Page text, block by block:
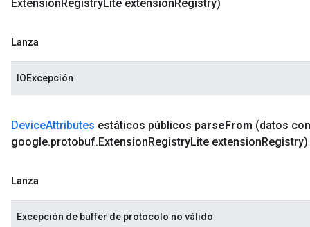
ExtensionRegistryLite extensionRegistry)
Lanza
IOExcepción
DeviceAttributes estáticos públicos parseFrom (datos
google.protobuf.ExtensionRegistryLite extensionRegistry)
Lanza
Excepción de buffer de protocolo no válido